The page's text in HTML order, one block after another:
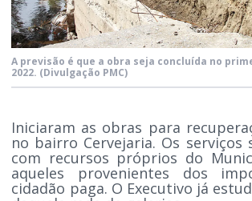
A previsão é que a obra seja concluída no
2022. (Divulgação PMC)
Iniciaram as obras para
no bairro Cervejaria. Os serviços
com recursos próprios do
aqueles provenientes dos
cidadão paga. O Executivo já